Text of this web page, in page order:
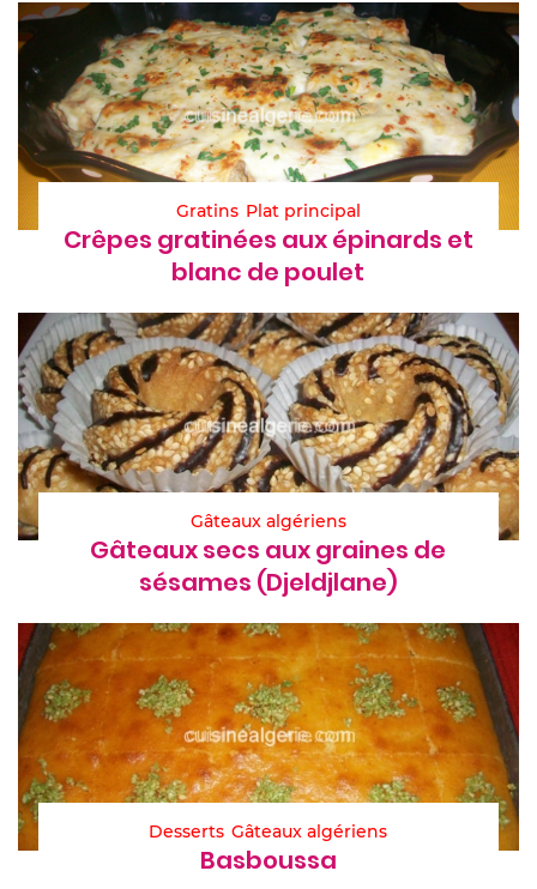
Gratins Plat principal
Crêpes gratinées aux épinards et
blanc de poulet
Gâteaux algériens
Gâteaux secs aux graines de
sésames (Djeldjlane)
Desserts Gâteaux algériens
Basboussa